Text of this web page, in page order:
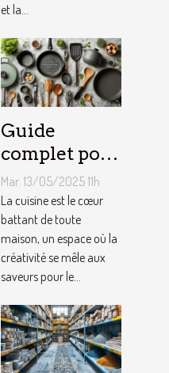
et la...
Guide
complet pour
choisir le
meilleur
équipement
de cuisine
Mar. 13/05/2025 11h
La cuisine est le cœur
battant de toute
maison, un espace où la
créativité se mêle aux
saveurs pour le...